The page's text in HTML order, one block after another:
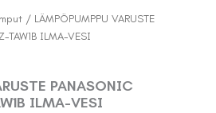
/ LÄMPÖPUMPPU VARUSTE
TAW1B ILMA-VESI
PANASONIC
ILMA-VESI